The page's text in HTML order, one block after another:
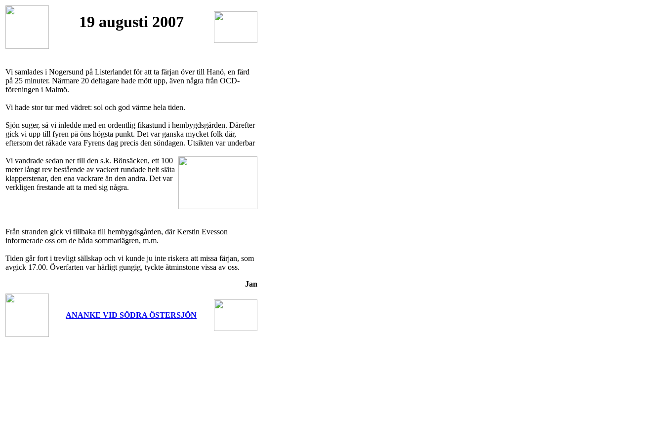
19 augusti 2007
Vi samlades i Nogersund på Listerlandet för att ta färjan över till Hanö, en färd
på 25 minuter. Närmare 20 deltagare hade mött upp, även några från OCD-
föreningen i Malmö.
Vi hade stor tur med vädret: sol och god värme hela tiden.
Sjön suger, så vi inledde med en ordentlig fikastund i hembygdsgården. Därefter
gick vi upp till fyren på öns högsta punkt. Det var ganska mycket folk där,
eftersom det råkade vara Fyrens dag precis den söndagen. Utsikten var underbar
Vi vandrade sedan ner till den s.k. Bönsäcken, ett 100
meter långt rev bestående av vackert rundade helt släta
klapperstenar, den ena vackrare än den andra. Det var
verkligen frestande att ta med sig några.
Från stranden gick vi tillbaka till hembygdsgården, där Kerstin Evesson
informerade oss om de båda sommarlägren, m.m.
Tiden går fort i trevligt sällskap och vi kunde ju inte riskera att missa färjan, som
avgick 17.00. Överfarten var härligt gungig, tyckte åtminstone vissa av oss.
Jan
ANANKE VID SÖDRA ÖSTERSJÖN